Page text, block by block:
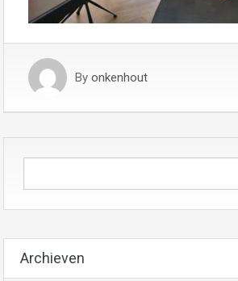
By onkenhout
Archieven